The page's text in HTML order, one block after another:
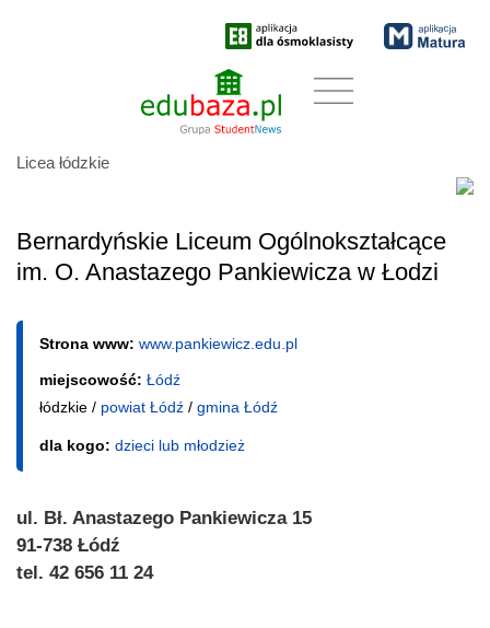
Licea łódzkie
Bernardyńskie Liceum Ogólnokształcące
im. O. Anastazego Pankiewicza w Łodzi
Strona www: www.pankiewicz.edu.pl
miejscowość: Łódź
łódzkie / powiat Łódź / gmina Łódź
dla kogo: dzieci lub młodzież
ul. Bł. Anastazego Pankiewicza 15
91-738 Łódź
tel. 42 656 11 24